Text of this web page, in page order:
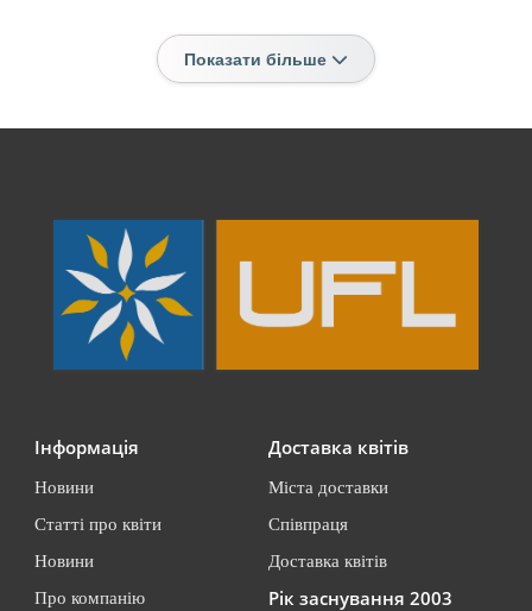
Показати більше
Інформація
Новини
Статті про квіти
Новини
Про компанію
Доставка квітів
Міста доставки
Співпраця
Доставка квітів
Рік заснування 2003